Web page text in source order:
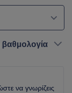
να γνωρίζεις